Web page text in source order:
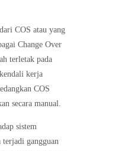
COS atau yang
Change Over
terletak pada
kerja
COS
secara manual.
sistem
terjadi gangguan